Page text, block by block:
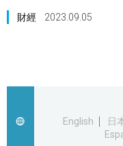
最新報導
財經 2023.09.05
English
日